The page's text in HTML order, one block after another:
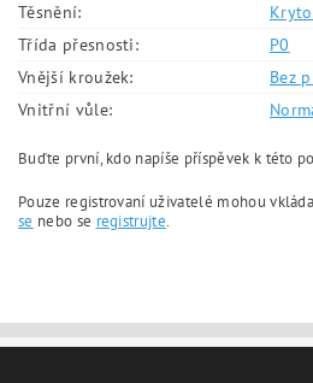
Těsnění:
Třída přesnosti:
P0
Vnější kroužek:
Bez
Vnitřní vůle:
Buďte první, kdo napíše příspěvek k této
Pouze registrovaní uživatelé mohou
se nebo se registrujte.